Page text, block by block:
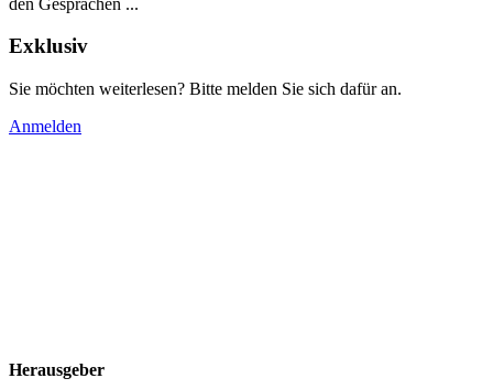
Exklusiv
Sie möchten weiterlesen? Bitte melden Sie sich dafür an.
Anmelden
Herausgeber